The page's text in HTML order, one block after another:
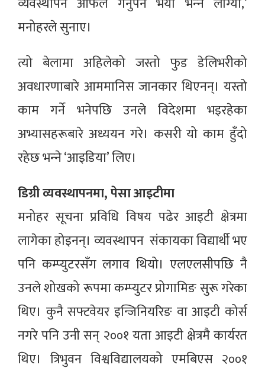
मनोहरले सुनाए।
त्यो बेलामा अहिलेको जस्तो फुड डेलिभरीको
अवधारणाबारे आममानिस जानकार थिएनन्। यस्तो
काम गर्ने भनेपछि उनले विदेशमा भइरहेका
अभ्यासहरूबारे अध्ययन गरे। कसरी यो काम हुँदो
रहेछ भन्‍ने ‘आइडिया’ लिए।
डिग्री व्यवस्थापनमा, पेसा आइटीमा
मनोहर सूचना प्रविधि विषय पढेर आइटी क्षेत्रमा
लागेका होइनन्। व्यवस्थापन संकायका विद्यार्थी भए
पनि कम्प्युटरसँग लगाव थियो। एलएलसीपछि नै
उनले शोखको रूपमा कम्प्युटर प्रोगामिङ सुरू गरेका
थिए। कुनै सफ्टवेयर इन्जिनियरिङ वा आइटी कोर्स
नगरे पनि उनी सन् २००१ यता आइटी क्षेत्रमै कार्यरत
थिए। त्रिभुवन विश्वविद्यालयको एमबिएस २००१